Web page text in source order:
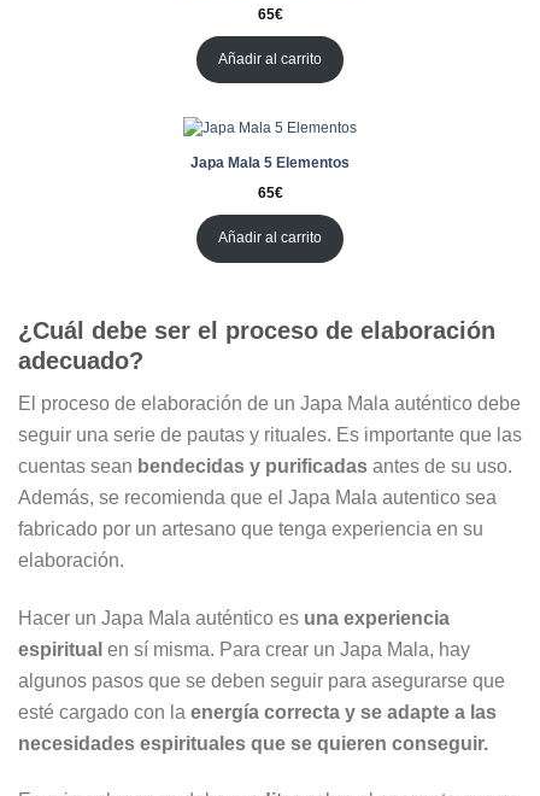
65€
Añadir al carrito
Japa Mala 5 Elementos
65€
Añadir al carrito
¿Cuál debe ser el proceso de elaboración
adecuado?
El proceso de elaboración de un Japa Mala auténtico debe
seguir una serie de pautas y rituales. Es importante que las
cuentas sean bendecidas y purificadas antes de su uso.
Además, se recomienda que el Japa Mala autentico sea
fabricado por un artesano que tenga experiencia en su
elaboración.
Hacer un Japa Mala auténtico es una experiencia
espiritual en sí misma. Para crear un Japa Mala, hay
algunos pasos que se deben seguir para asegurarse que
esté cargado con la energía correcta y se adapte a las
necesidades espirituales que se quieren conseguir.